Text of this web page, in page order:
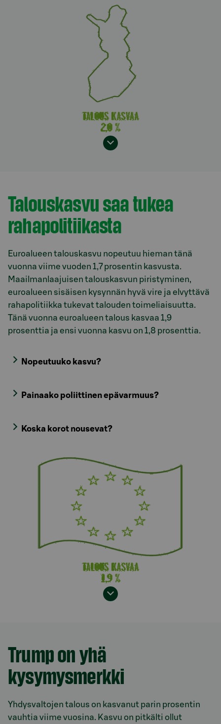
Talouskasvu saa tukea
rahapolitiikasta
Euroalueen talouskasvu nopeutuu hieman tänä
vuonna viime vuoden 1,7 prosentin kasvusta.
Maailmanlaajuisen talouskasvun piristyminen,
euroalueen sisäisen kysynnän hyvä vire ja elvyttävä
rahapolitiikka tukevat talouden toimeliaisuutta.
Tänä vuonna euroalueen talous kasvaa 1,9
prosenttia ja ensi vuonna kasvu on 1,8 prosenttia.
Nopeutuuko kasvu?
Painaako poliittinen epävarmuus?
Koska korot nousevat?
Trump on yhä
kysymysmerkki
Yhdysvaltojen talous on kasvanut parin prosentin
vauhtia viime vuosina. Kasvu on pitkälti ollut